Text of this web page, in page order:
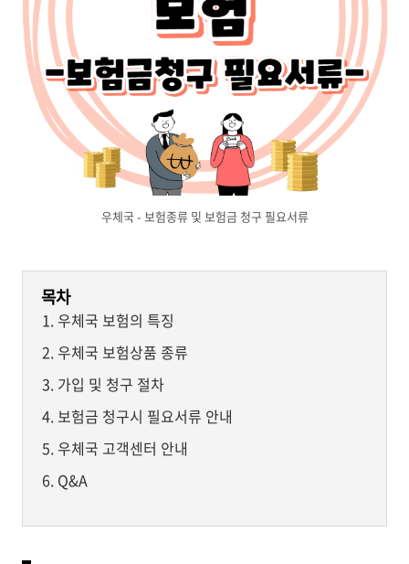
우체국 - 보험종류 및 보험금 청구 필요서류
목차
우체국 보험의 특징
우체국 보험상품 종류
가입 및 청구 절차
보험금 청구시 필요서류 안내
우체국 고객센터 안내
Q&A